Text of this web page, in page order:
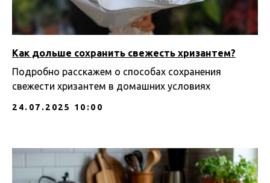
Как дольше сохранить свежесть хризантем?
Подробно расскажем о способах сохранения
свежести хризантем в домашних условиях
24.07.2025 10:00